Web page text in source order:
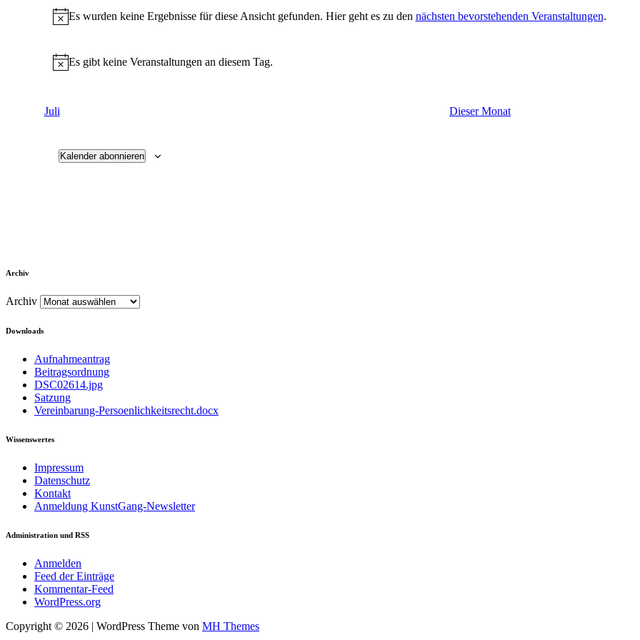
Hinweis
Es wurden keine Ergebnisse für diese Ansicht gefunden. Hier geht es zu den nächsten bevorstehenden Veranstaltungen.
Hinweis
Es gibt keine Veranstaltungen an diesem Tag.
Juli Dieser Monat
Kalender abonnieren
Archiv
Archiv
Downloads
Aufnahmeantrag
Beitragsordnung
DSC02614.jpg
Satzung
Vereinbarung-Persoenlichkeitsrecht.docx
Wissenswertes
Impressum
Datenschutz
Kontakt
Anmeldung KunstGang-Newsletter
Administration und RSS
Anmelden
Feed der Einträge
Kommentar-Feed
WordPress.org
Copyright © 2026 | WordPress Theme von MH Themes